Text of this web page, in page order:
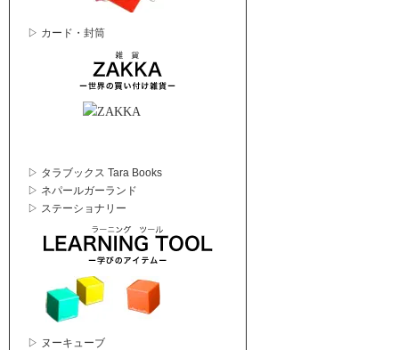
▷ カード・封筒
▷ タラブックス Tara Books
▷ ネパールガーランド
▷ ステーショナリー
▷ ヌーキューブ